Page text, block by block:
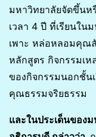
มหาวิทยาลัยจัดขึ้นห
เวลา 4 ปี ที่เรียนใน
เพาะ หล่อหลอมคุณ
หลักสูตร กิจกรรมเ
ของกิจกรรมนอกชั้น
คุณธรรมจริยธรรม
และในประเด็นของ